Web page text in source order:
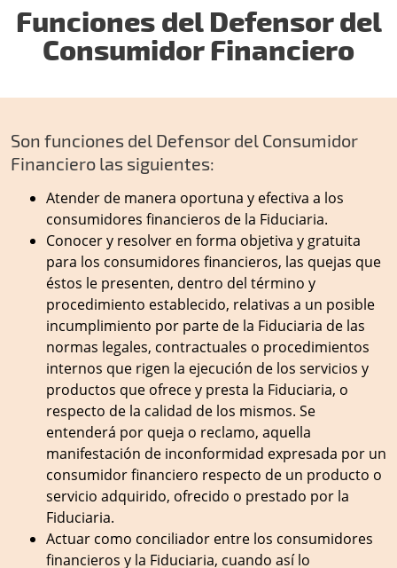
Funciones del Defensor del
Consumidor Financiero
Son funciones del Defensor del Consumidor
Financiero las siguientes:
Atender de manera oportuna y efectiva a los
consumidores financieros de la Fiduciaria.
Conocer y resolver en forma objetiva y gratuita
para los consumidores financieros, las quejas que
éstos le presenten, dentro del término y
procedimiento establecido, relativas a un posible
incumplimiento por parte de la Fiduciaria de las
normas legales, contractuales o procedimientos
internos que rigen la ejecución de los servicios y
productos que ofrece y presta la Fiduciaria, o
respecto de la calidad de los mismos. Se
entenderá por queja o reclamo, aquella
manifestación de inconformidad expresada por un
consumidor financiero respecto de un producto o
servicio adquirido, ofrecido o prestado por la
Fiduciaria.
Actuar como conciliador entre los consumidores
financieros y la Fiduciaria, cuando así lo